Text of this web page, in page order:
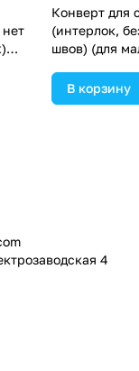
Конверт для
(интерлок,
швов) (для
ассортименте.
В корзину
4